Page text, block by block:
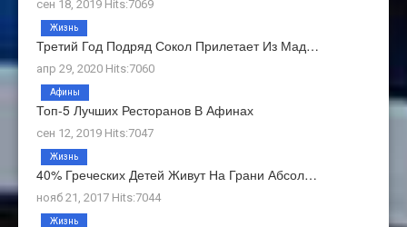
сен 18, 2019 Hits:7069
Третий Год Подряд Сокол Прилетает Из Мад…
апр 29, 2020 Hits:7060
Жизнь
Топ-5 Лучших Ресторанов В Афинах
сен 12, 2019 Hits:7047
Афины
40% Греческих Детей Живут На Грани Абсол…
нояб 21, 2017 Hits:7044
Жизнь
Жизнь